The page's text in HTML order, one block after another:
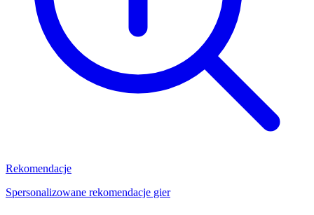
Rekomendacje
Spersonalizowane rekomendacje gier